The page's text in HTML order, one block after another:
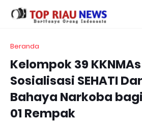
Beranda
Kelompok 39
Sosialisasi SEHATI
Bahaya Narkoba bagi
01 Rempak